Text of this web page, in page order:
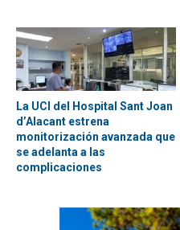
La UCI del Hospital Sant Joan
d’Alacant estrena
monitorización avanzada que
se adelanta a las
complicaciones